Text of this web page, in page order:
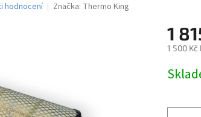
hodnocení Značka: Thermo King
1
1 500 Kč
cena: